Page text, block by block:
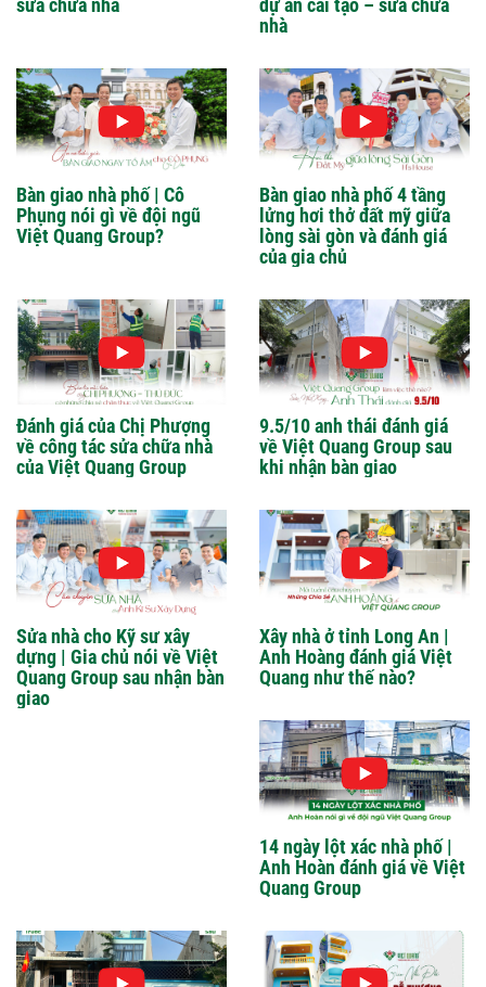
sửa chữa nhà
dự án cải tạo – sửa chữa
nhà
Bàn giao nhà phố | Cô
Phụng nói gì về đội ngũ
Việt Quang Group?
Bàn giao nhà phố 4 tầng
lửng hơi thở đất mỹ giữa
lòng sài gòn và đánh giá
của gia chủ
Đánh giá của Chị Phượng
về công tác sửa chữa nhà
của Việt Quang Group
9.5/10 anh thái đánh giá
về Việt Quang Group sau
khi nhận bàn giao
Sửa nhà cho Kỹ sư xây
dựng | Gia chủ nói về Việt
Quang Group sau nhận bàn
giao
Xây nhà ở tỉnh Long An |
Anh Hoàng đánh giá Việt
Quang như thế nào?
14 ngày lột xác nhà phố |
Anh Hoàn đánh giá về Việt
Quang Group